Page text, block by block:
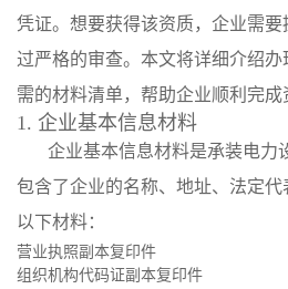
凭证。想要获得该资质，企业需
过严格的审查。本文将详细介绍
需的材料清单，帮助企业顺利完成
1. 企业基本信息材料
企业基本信息材料是承装电力
包含了企业的名称、地址、法定
以下材料：
营业执照副本复印件
组织机构代码证副本复印件